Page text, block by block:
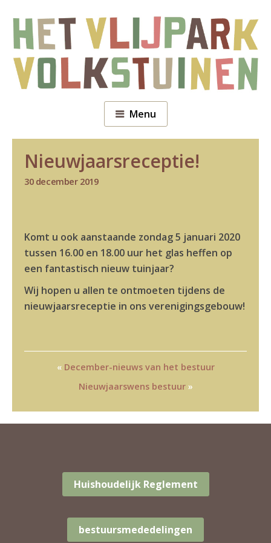
Menu
Nieuwjaarsreceptie!
30 december 2019
Komt u ook aanstaande zondag 5 januari 2020
tussen 16.00 en 18.00 uur het glas heffen op
een fantastisch nieuw tuinjaar?
Wij hopen u allen te ontmoeten tijdens de
nieuwjaarsreceptie in ons verenigingsgebouw!
« December-nieuws van het bestuur
Nieuwjaarswens bestuur»
Huishoudelijk Reglement
bestuursmededelingen